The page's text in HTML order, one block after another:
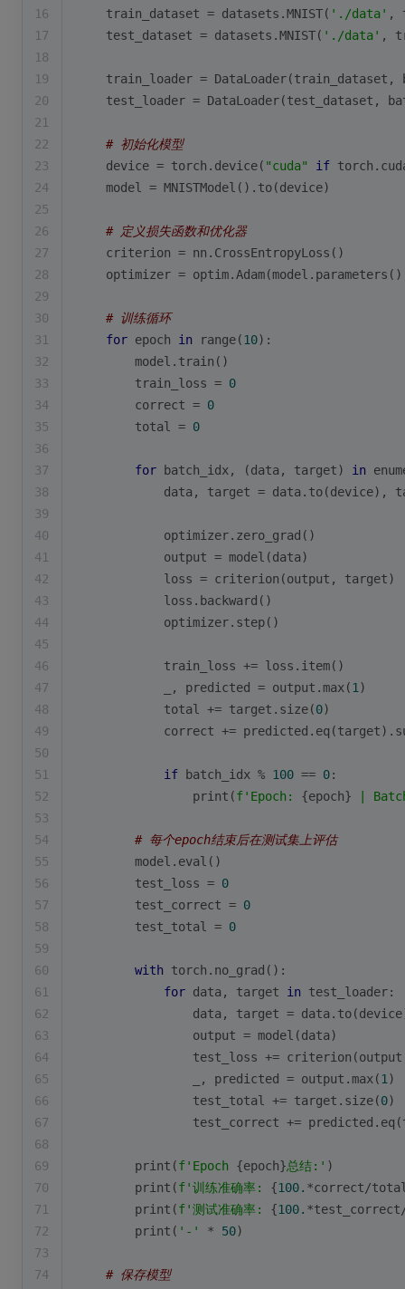
16
    train_dataset = datasets.MNIST(
'./data' ,
17
    test_dataset = datasets.MNIST(
'./data' ,
18
19
train_loader = DataLoader(train_dataset,
20
test_loader = DataLoader(test_dataset,
21
22
# 初始化模型
23
    device = torch.device(
"cuda" if
24
    model = MNISTModel().to(device)
25
26
# 定义损失函数和优化器
27
    criterion = nn.CrossEntropyLoss()
28
optimizer =
29
30
# 训练循环
31
for epoch in range(10):
32
        model.train()
33
        train_loss =
0
34
        correct =
0
35
        total =
0
36
37
for batch_idx, (data, target) in
38
data, target = data.to(device),
39
40
            optimizer.zero_grad()
41
            output = model(data)
42
            loss = criterion(output, target)
43
            loss.backward()
44
            optimizer.step()
45
46
            train_loss += loss.item()
47
            _, predicted = output.
max(1 )
48
            total += target.size(
0)
49
            correct += predicted.eq(target).
50
51
if batch_idx % 100 == 0:
52
print (f'Epoch: {epoch} |
53
54
# 每个epoch结束后在测试集上评估
55
        model.
eval ()
56
        test_loss =
0
57
        test_correct =
0
58
        test_total =
0
59
60
with torch.no_grad():
61
for data, target in test_loader:
62
data, target =
63
                output = model(data)
64
test_loss +=
65
                _, predicted = output.
max(1 )
66
                test_total += target.size(
0)
67
test_correct +=
68
69
print (f'Epoch {epoch}总结:' )
70
print (f'训练准确率: {100. *correct/
71
print (f'测试准确率: {100.
72
print ( '-' * 50)
73
74
# 保存模型